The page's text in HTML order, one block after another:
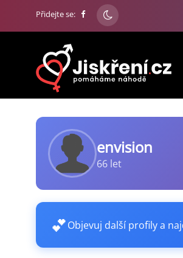
Přidejte se:
envision
66 let
💕Objevuj další profily a